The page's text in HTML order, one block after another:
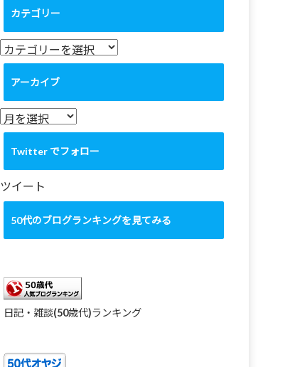
カテゴリー
カ
テ
リ
ー
アーカイブ
ア
ー
イ
ブ
Twitter でフォロー
ツイート
50代のブログランキングを見てみる
日記・雑談(50歳代)ランキング